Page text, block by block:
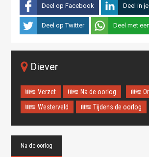
Deel op Facebook Deel in
Deel op Twitter Deel met
Diever
Verzet Na de oorlog
Westerveld
Tijdens de oorlog
Na de oorlog